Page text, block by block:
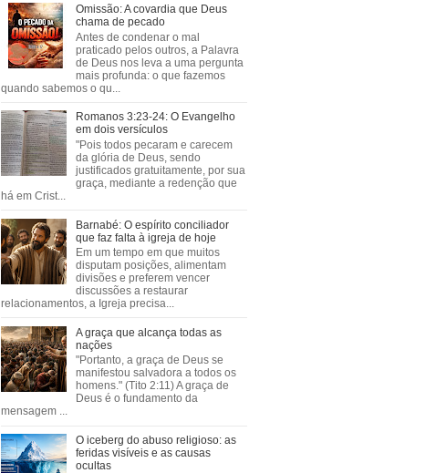
Omissão: A covardia que Deus
chama de pecado
Antes de condenar o mal
praticado pelos outros, a Palavra
de Deus nos leva a uma pergunta
mais profunda: o que fazemos
quando sabemos o qu...
Romanos 3:23-24: O Evangelho
em dois versículos
"Pois todos pecaram e carecem
da glória de Deus, sendo
justificados gratuitamente, por sua
graça, mediante a redenção que
há em Crist...
Barnabé: O espírito conciliador
que faz falta à igreja de hoje
Em um tempo em que muitos
disputam posições, alimentam
divisões e preferem vencer
discussões a restaurar
relacionamentos, a Igreja precisa...
A graça que alcança todas as
nações
"Portanto, a graça de Deus se
manifestou salvadora a todos os
homens." (Tito 2:11) A graça de
Deus é o fundamento da
mensagem ...
O iceberg do abuso religioso: as
feridas visíveis e as causas
ocultas